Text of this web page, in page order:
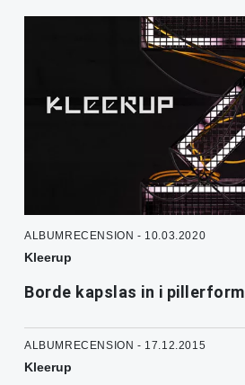
ALBUMRECENSION - 10.03.2020
Kleerup
Borde kapslas in i pillerform
ALBUMRECENSION - 17.12.2015
Kleerup